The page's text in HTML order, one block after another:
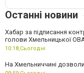
Останні новини
Хабар за підписання
голови Хмельницької
10:18,Сьогодні
На Хмельниччині